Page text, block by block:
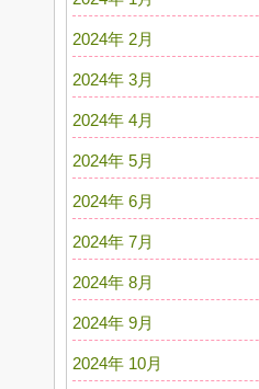
2024年 2月
2024年 3月
2024年 4月
2024年 5月
2024年 6月
2024年 7月
2024年 8月
2024年 9月
2024年 10月